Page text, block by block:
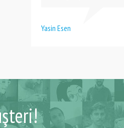
Yasin Esen